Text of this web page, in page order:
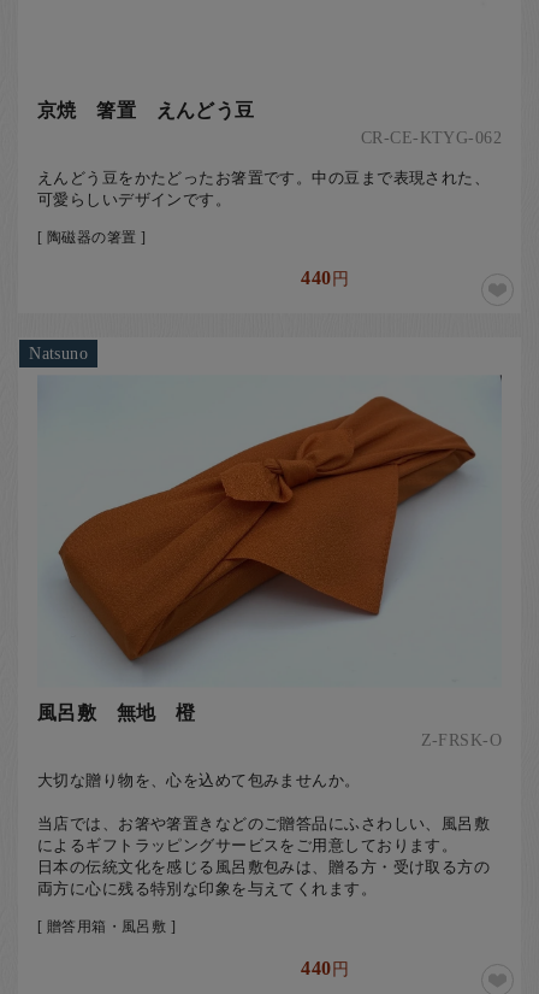
京焼 箸置 えんどう豆
CR-CE-KTYG-062
えんどう豆をかたどったお箸置です。中の豆まで表現された、
可愛らしいデザインです。
[ 陶磁器の箸置 ]
440円
Natsuno
風呂敷 無地 橙
Z-FRSK-O
大切な贈り物を、心を込めて包みませんか。
当店では、お箸や箸置きなどのご贈答品にふさわしい、風呂敷
によるギフトラッピングサービスをご用意しております。
日本の伝統文化を感じる風呂敷包みは、贈る方・受け取る方の
両方に心に残る特別な印象を与えてくれます。
[ 贈答用箱・風呂敷 ]
440円